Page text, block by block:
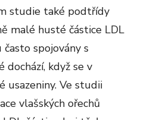
studie také podtřídy
malé husté částice LDL
spojovány s
když se v
usazeniny. Ve studii
vlašských ořechů